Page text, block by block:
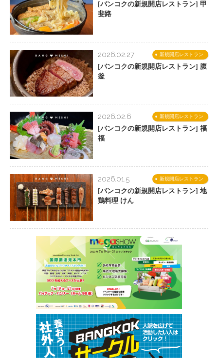
[バンコクの新規開店レストラン] 甲
斐路
新規開店レストラン
2026.02.27
[バンコクの新規開店レストラン] 腹
釜
新規開店レストラン
2026.02.6
[バンコクの新規開店レストラン] 福
福
新規開店レストラン
2026.01.5
[バンコクの新規開店レストラン] 地
鶏料理 けん